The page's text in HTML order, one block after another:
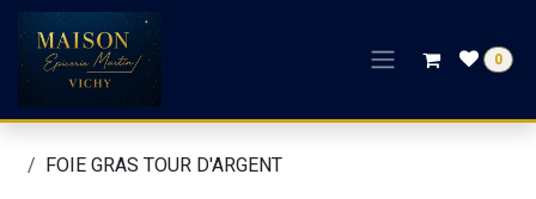
Skip to Content
0
FOIE GRAS TOUR D'ARGENT